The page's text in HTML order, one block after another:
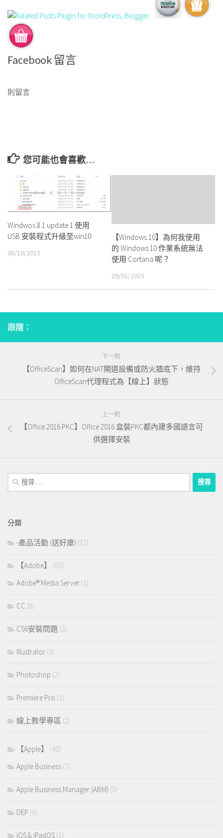
Facebook 留言
則留言
您可能也會喜歡…
Windwos 8.1 update 1 使用
USB 安裝程式升級至win10
08/10/2015
【Windows 10】為何我使用
的 Windows 10 作業系統無法
使用 Cortana 呢？
09/01/2015
跟隨：
下一則
【OfficeScan】如何在NAT閘道設備或防火牆底下，維持
OfficeScan代理程式為【線上】狀態
上一則
【Office 2016 PKC】Office 2016 盒裝PKC都內建多國語言可
供選擇安裝
搜
尋：
分類
-產品活動 (送好康) (12)
【Adobe】
(63)
Adobe® Media Server (1)
CC (8)
CS6安裝問題 (2)
Illustrator (5)
Photoshop (2)
Premiere Pro (1)
線上教學專區 (2)
【Apple】
(40)
Apple Business (7)
Apple Business Manager (ABM) (3)
DEP (6)
iOS & iPadOS (1)